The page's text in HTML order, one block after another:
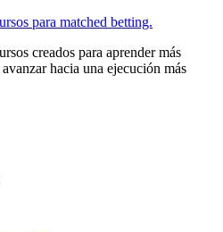
para matched betting.
creados para aprender más
hacia una ejecución más